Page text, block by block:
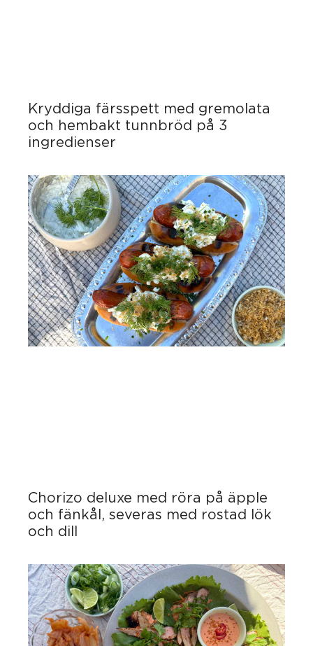
Kryddiga färsspett med gremolata
och hembakt tunnbröd på 3
ingredienser
Chorizo deluxe med röra på äpple
och fänkål, severas med rostad lök
och dill